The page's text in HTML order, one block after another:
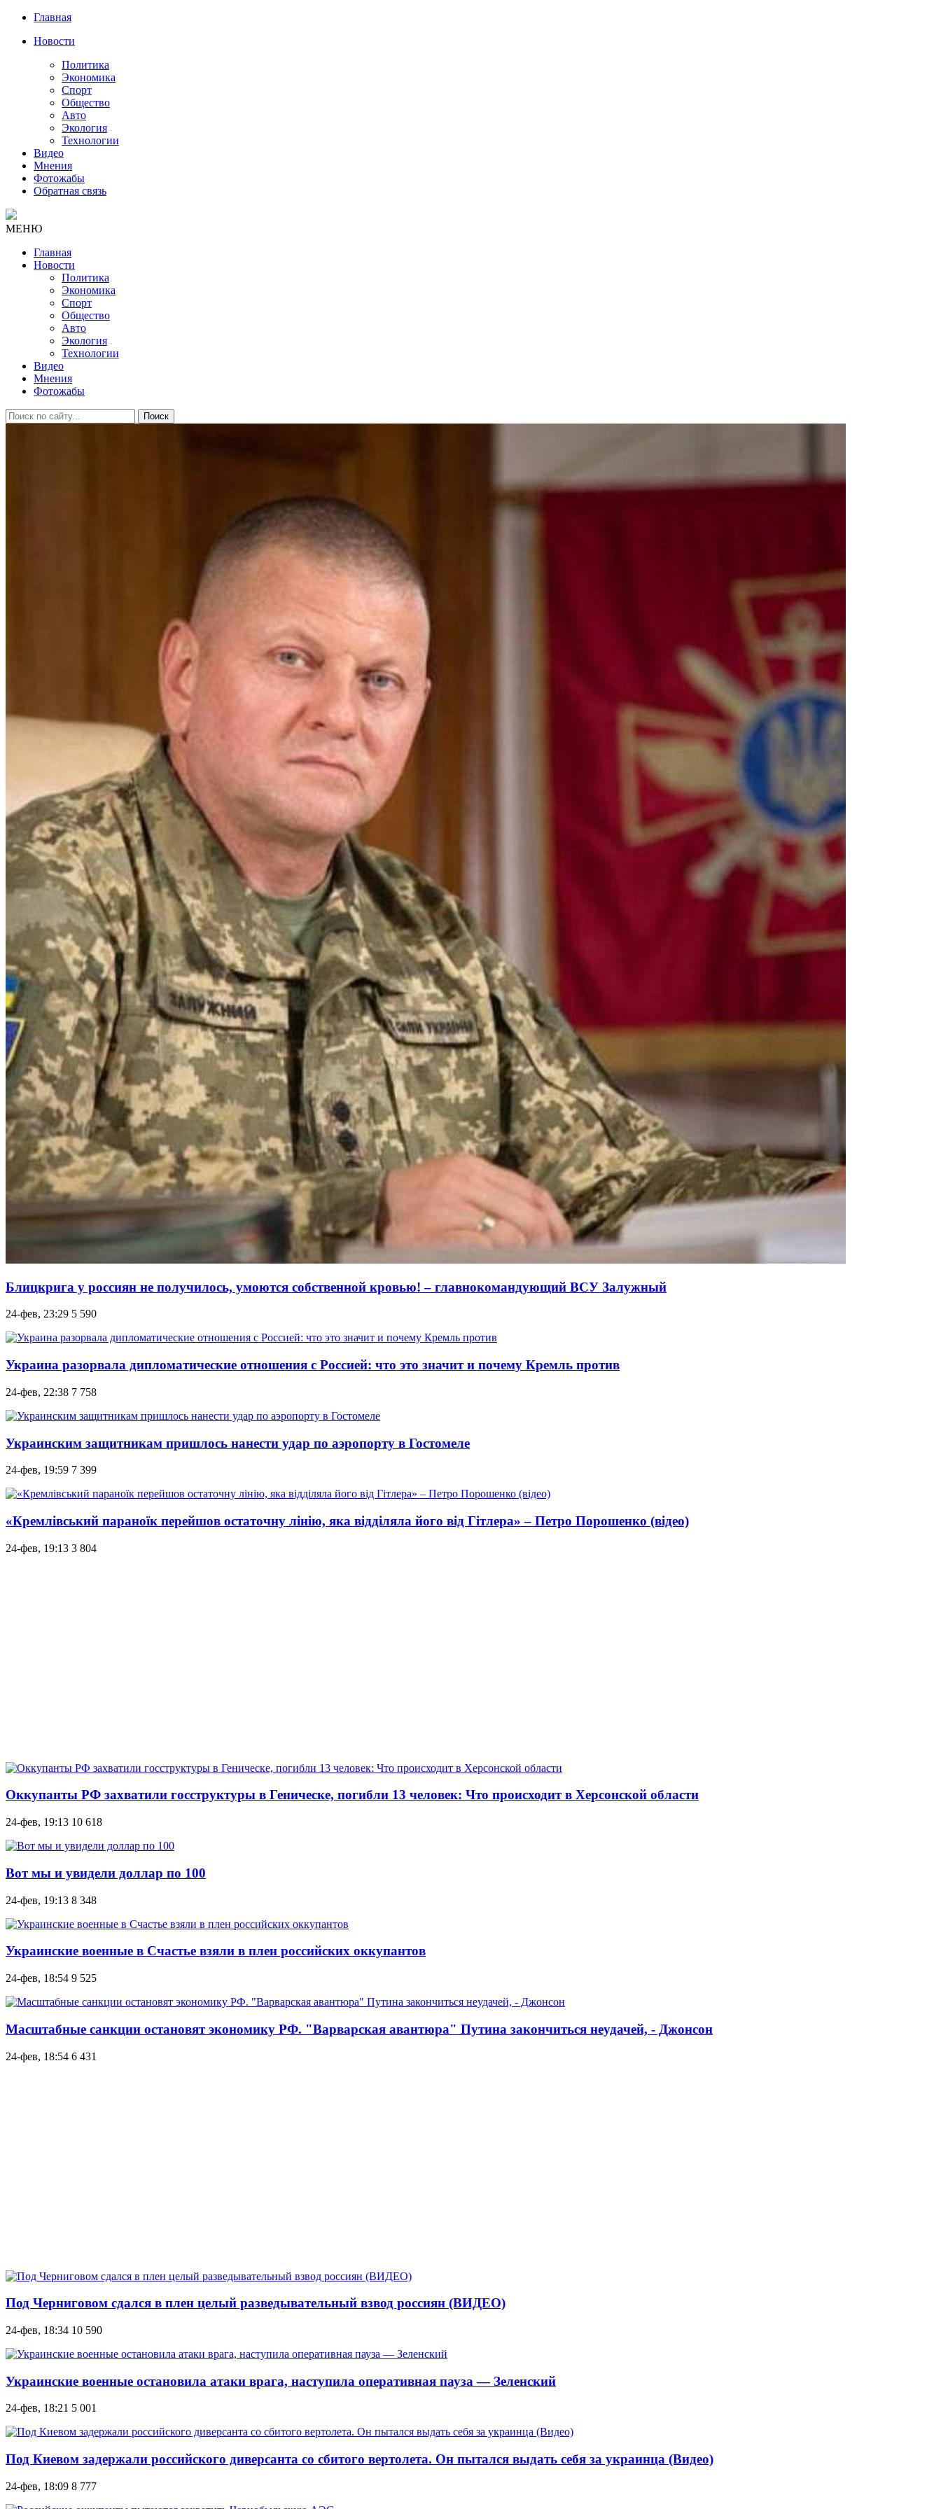
Главная
Новости
Политика
Экономика
Спорт
Общество
Авто
Экология
Технологии
Видео
Мнения
Фотожабы
Обратная связь
МЕНЮ
Главная
Новости
Политика
Экономика
Спорт
Общество
Авто
Экология
Технологии
Видео
Мнения
Фотожабы
Поиск
Блицкрига у россиян не получилось, умоются собственной кровью! – главнокомандующий ВСУ Залужный
24-фев, 23:29 5 590
Украина разорвала дипломатические отношения с Россией: что это значит и почему Кремль против
24-фев, 22:38 7 758
Украинским защитникам пришлось нанести удар по аэропорту в Гостомеле
24-фев, 19:59 7 399
«Кремлівський параноїк перейшов остаточну лінію, яка відділяла його від Гітлера» – Петро Порошенко (відео)
24-фев, 19:13 3 804
Оккупанты РФ захватили госструктуры в Геническе, погибли 13 человек: Что происходит в Херсонской области
24-фев, 19:13 10 618
Вот мы и увидели доллар по 100
24-фев, 19:13 8 348
Украинские военные в Счастье взяли в плен российских оккупантов
24-фев, 18:54 9 525
Масштабные санкции остановят экономику РФ. "Варварская авантюра" Путина закончиться неудачей, - Джонсон
24-фев, 18:54 6 431
Под Черниговом сдался в плен целый разведывательный взвод россиян (ВИДЕО)
24-фев, 18:34 10 590
Украинские военные остановила атаки врага, наступила оперативная пауза — Зеленский
24-фев, 18:21 5 001
Под Киевом задержали российского диверсанта со сбитого вертолета. Он пытался выдать себя за украинца (Видео)
24-фев, 18:09 8 777